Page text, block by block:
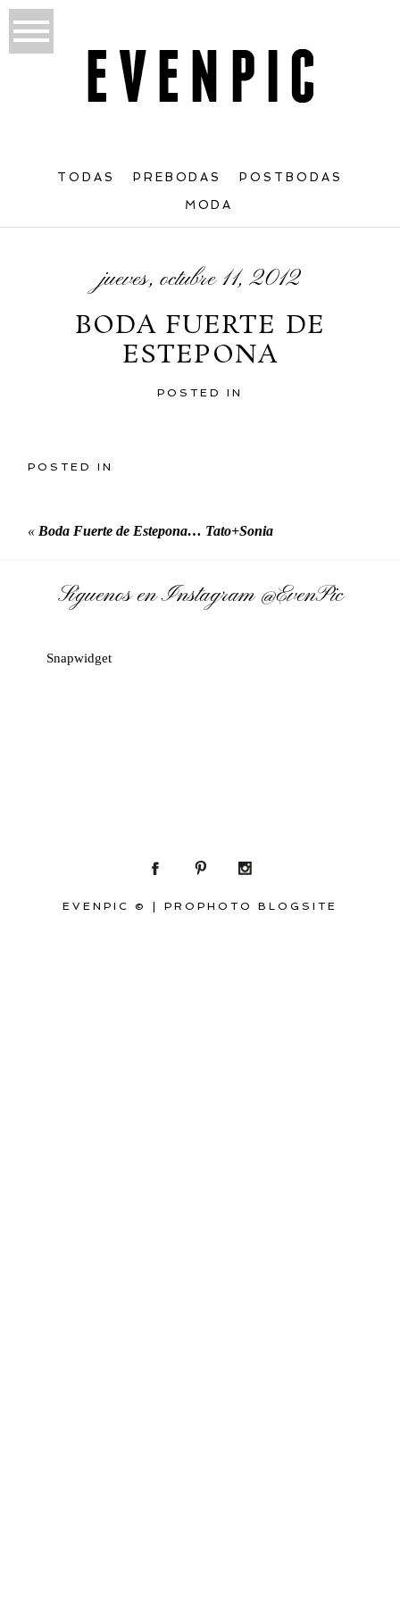
TODAS PREBODAS POSTBODAS
MODA
jueves, octubre 11, 2012
BODA FUERTE DE
ESTEPONA
POSTED IN
POSTED IN
« Boda Fuerte de Estepona… Tato+Sonia
Síguenos en Instagram@EvenPic
Snapwidget
EVENPIC © PROPHOTO BLOGSITE